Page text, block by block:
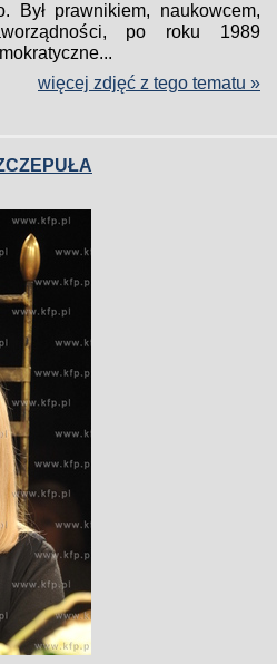
Był prawnikiem, naukowcem,
po roku 1989
więcej zdjęć z tego tematu »